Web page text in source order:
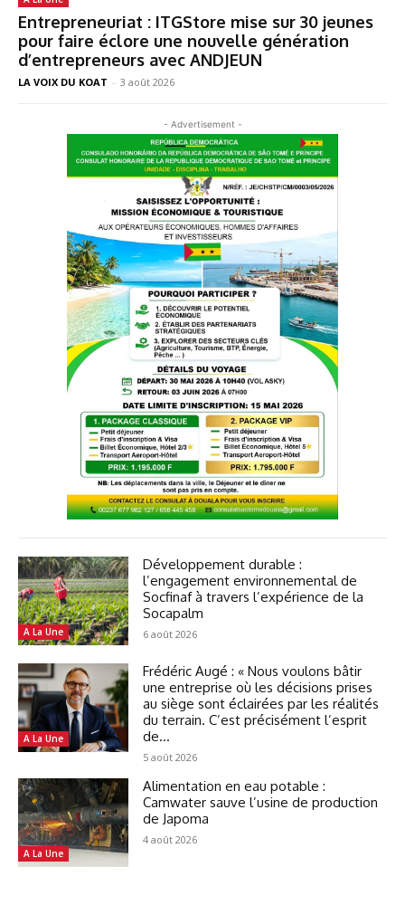
Entrepreneuriat : ITGStore mise sur 30 jeunes
pour faire éclore une nouvelle génération
d’entrepreneurs avec ANDJEUN
LA VOIX DU KOAT - 3 août 2026
- Advertisement -
A La Une
Développement durable :
l’engagement environnemental de
Socfinaf à travers l’expérience de la
Socapalm
6 août 2026
A La Une
Frédéric Augé : « Nous voulons bâtir
une entreprise où les décisions prises
au siège sont éclairées par les réalités
du terrain. C’est précisément l’esprit
de...
5 août 2026
A La Une
Alimentation en eau potable :
Camwater sauve l’usine de production
de Japoma
4 août 2026